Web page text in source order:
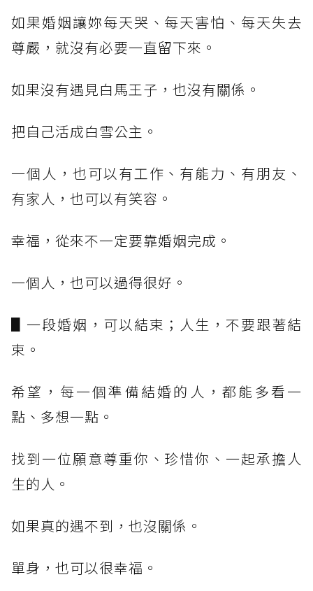
如果婚姻讓妳每天哭、每天害怕、每天失去
尊嚴，就沒有必要一直留下來。
如果沒有遇見白馬王子，也沒有關係。
把自己活成白雪公主。
一個人，也可以有工作、有能力、有朋友、
有家人，也可以有笑容。
幸福，從來不一定要靠婚姻完成。
一個人，也可以過得很好。
▋一段婚姻，可以結束；人生，不要跟著結
束。
希望，每一個準備結婚的人，都能多看一
點、多想一點。
找到一位願意尊重你、珍惜你、一起承擔人
生的人。
如果真的遇不到，也沒關係。
單身，也可以很幸福。